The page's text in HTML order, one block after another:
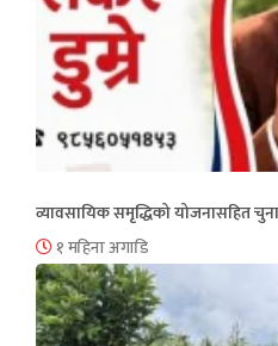
व्यावसायिक समृद्धिको योजनासहित
१ महिना अगाडि